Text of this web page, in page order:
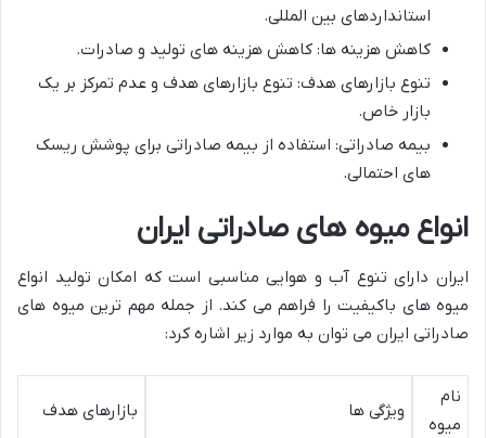
استانداردهای بین المللی.
کاهش هزینه ها: کاهش هزینه های تولید و صادرات.
تنوع بازارهای هدف: تنوع بازارهای هدف و عدم تمرکز بر یک
بازار خاص.
بیمه صادراتی: استفاده از بیمه صادراتی برای پوشش ریسک
های احتمالی.
انواع میوه های صادراتی ایران
ایران دارای تنوع آب و هوایی مناسبی است که امکان تولید انواع
میوه های باکیفیت را فراهم می کند. از جمله مهم ترین میوه های
صادراتی ایران می توان به موارد زیر اشاره کرد:
نام
میوه
ویژگی ها بازارهای هدف